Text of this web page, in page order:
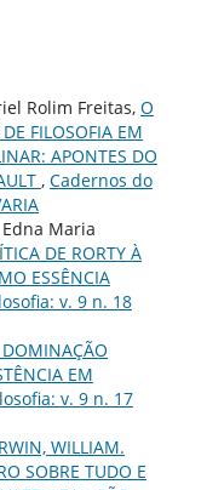
Rolim Freitas, O
FILOSOFIA EM
APONTES DO
, Cadernos do
Maria
DE RORTY À
ESSÊNCIA
v. 9 n. 18
EM
v. 9 n. 17
WILLIAM.
SOBRE TUDO E